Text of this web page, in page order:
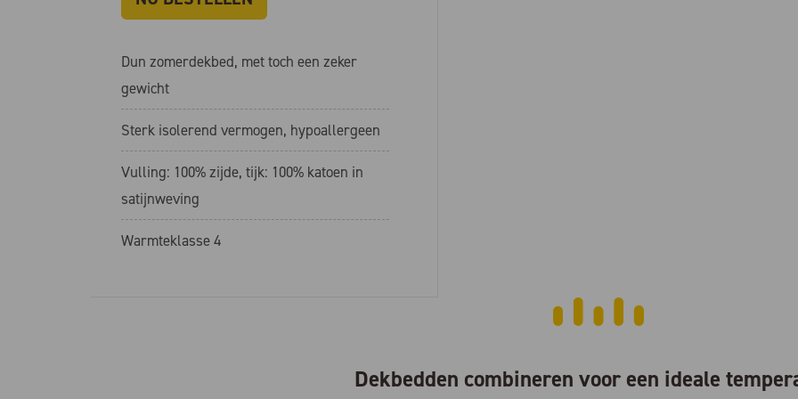
Dun zomerdekbed, met toch een zeker
gewicht
Sterk isolerend vermogen, hypoallergeen
Vulling: 100% zijde, tijk: 100% katoen in
satijnweving
Warmteklasse 4
Dekbedden combineren voor een ideale